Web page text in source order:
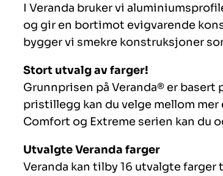
I Veranda bruker vi
og gir en bortimot evigvarende
bygger vi smekre konstruksjoner
Stort utvalg av farger!
Grunnprisen på Veranda® er
pristillegg kan du velge mellom
Comfort og Extreme serien kan du
Utvalgte Veranda farger
Veranda kan tilby 16 utvalgte